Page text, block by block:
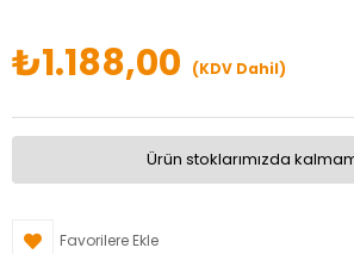
₺1.188,00 (KDV Dahil)
Ürün stoklarımızda
Favorilere Ekle